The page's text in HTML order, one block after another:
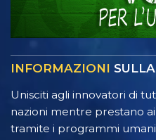
INFORMAZIONI
Unisciti agli innovatori di
nazioni mentre prestano
tramite i programmi